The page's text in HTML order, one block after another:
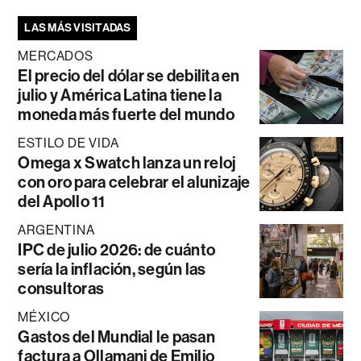
LAS MÁS VISITADAS
MERCADOS
El precio del dólar se debilita en
julio y América Latina tiene la
moneda más fuerte del mundo
ESTILO DE VIDA
Omega x Swatch lanza un reloj
con oro para celebrar el alunizaje
del Apollo 11
ARGENTINA
IPC de julio 2026: de cuánto
sería la inflación, según las
consultoras
MÉXICO
Gastos del Mundial le pasan
factura a Ollamani de Emilio